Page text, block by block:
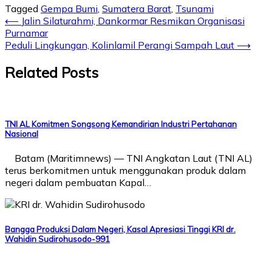
Tagged Gempa Bumi, Sumatera Barat, Tsunami
Post
navigation
⟵ Jalin Silaturahmi, Dankormar Resmikan Organisasi
Purnamar
Peduli Lingkungan, Kolinlamil Perangi Sampah Laut ⟶
Related Posts
TNI AL Komitmen Songsong Kemandirian Industri Pertahanan
Nasional
Batam (Maritimnews) — TNI Angkatan Laut (TNI AL)
terus berkomitmen untuk menggunakan produk dalam
negeri dalam pembuatan Kapal…
Bangga Produksi Dalam Negeri, Kasal Apresiasi Tinggi KRI dr.
Wahidin Sudirohusodo-991